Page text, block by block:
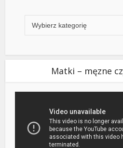
Matki – męzne